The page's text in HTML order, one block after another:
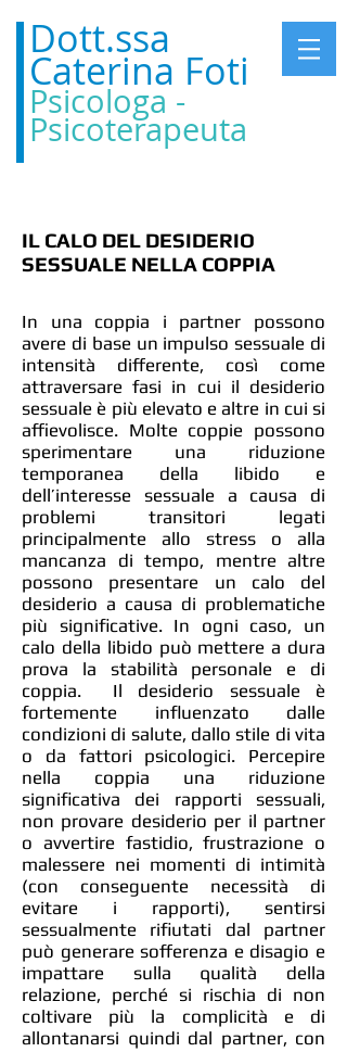
Dott.ssa
Caterina Foti
Psicologa -
Psicoterapeuta
IL CALO DEL DESIDERIO
SESSUALE NELLA COPPIA
In una coppia i partner possono
avere di base un impulso sessuale di
intensità differente, così come
attraversare fasi in cui il desiderio
sessuale è più elevato e altre in cui si
affievolisce. Molte coppie possono
sperimentare una riduzione
temporanea della libido e
dell’interesse sessuale a causa di
problemi transitori legati
principalmente allo stress o alla
mancanza di tempo, mentre altre
possono presentare un calo del
desiderio a causa di problematiche
più significative. In ogni caso, un
calo della libido può mettere a dura
prova la stabilità personale e di
coppia. Il desiderio sessuale è
fortemente influenzato dalle
condizioni di salute, dallo stile di vita
o da fattori psicologici. Percepire
nella coppia una riduzione
significativa dei rapporti sessuali,
non provare desiderio per il partner
o avvertire fastidio, frustrazione o
malessere nei momenti di intimità
(con conseguente necessità di
evitare i rapporti), sentirsi
sessualmente rifiutati dal partner
può generare sofferenza e disagio e
impattare sulla qualità della
relazione, perché si rischia di non
coltivare più la complicità e di
allontanarsi quindi dal partner, con